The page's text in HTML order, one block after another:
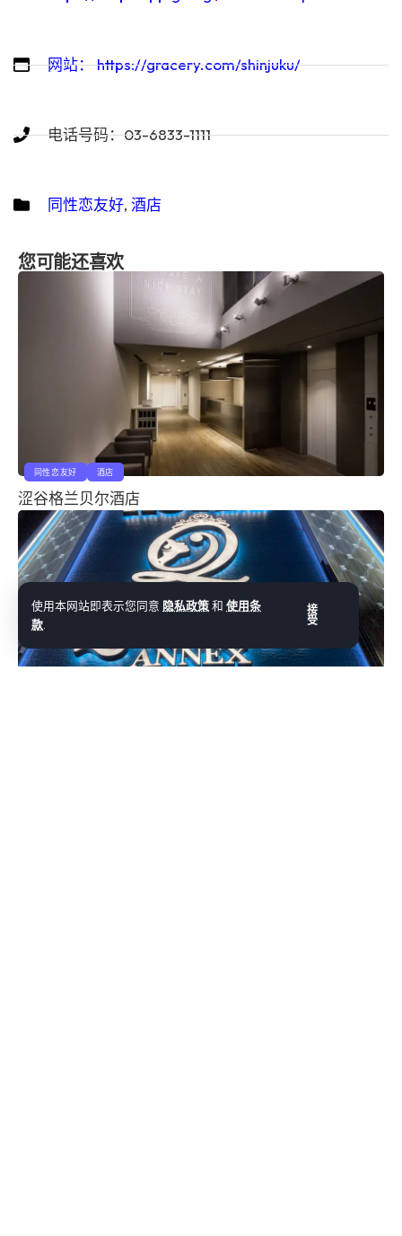
使用本网站即表示您同意 隐私政策和 使用条
款
接
受
网站： https://gracery.com/shinjuku/
电话号码：03-6833-1111
同性恋友好, 酒店
您可能还喜欢
同性恋友好 酒店
涩谷格兰贝尔酒店